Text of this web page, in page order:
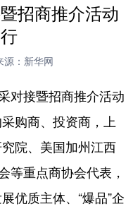
时政 人事
网评
球连线
量子 体育
健康 军事
金融 汽车
招商推介活动
源：新华网
接暨招商推介活动
购商、投资商，上
院、美国加州江西
等重点商协会代表，
优质主体、“爆品”企